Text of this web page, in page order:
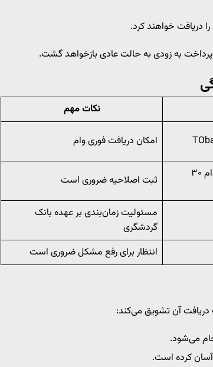
دریافت خواهند کرد.
به زودی به حالت عادی بازخواهد گشت.
نکات مهم
امکان دریافت فوری وام
اصلاح ثبت درخواست به وام ۳۰
ثبت اصلاحیه ضروری است
مسئولیت زمان‌بندی بر عهده بانک
گردشگری
انتظار برای رفع مشکل ضروری است
دریافت آن تشویق می‌کند:
می‌شود.